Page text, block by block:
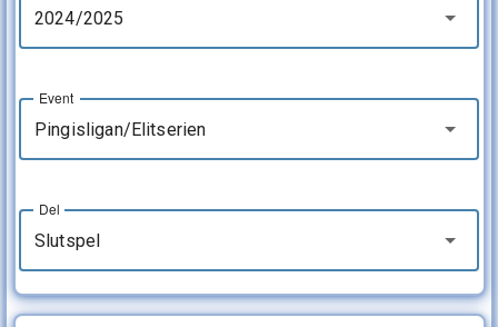
2024/2025
Pingisligan/Elitserien
Event
Slutspel
Del